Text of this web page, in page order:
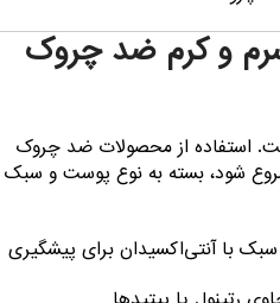
و کرم ضد چروک
استفاده از محصولات ضد چروک
شود، بسته به نوع پوست و سبک
با آنتی‌اکسیدان برای پیشگیری